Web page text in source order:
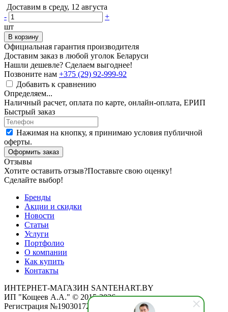
Доставим в среду, 12 августа
-
+
шт
В корзину
Официальная гарантия производителя
Доставим заказ в любой уголок Беларуси
Нашли дешевле? Сделаем выгоднее!
Позвоните нам +375 (29) 92-999-92
Добавить к сравнению
Определяем...
Наличный расчет, оплата по карте, онлайн-оплата, ЕРИП
Быстрый заказ
Нажимая на кнопку, я принимаю условия публичной
оферты.
Оформить заказ
Отзывы
Хотите оставить отзыв?Поставьте свою оценку!
Сделайте выбор!
Бренды
Акции и скидки
Новости
Статьи
Услуги
Портфолио
О компании
Как купить
Контакты
ИНТЕРНЕТ-МАГАЗИН SANTEHART.BY
ИП "Кощеев А.А." © 2015-2026
Регистрация №190301725 от 12.02.2015